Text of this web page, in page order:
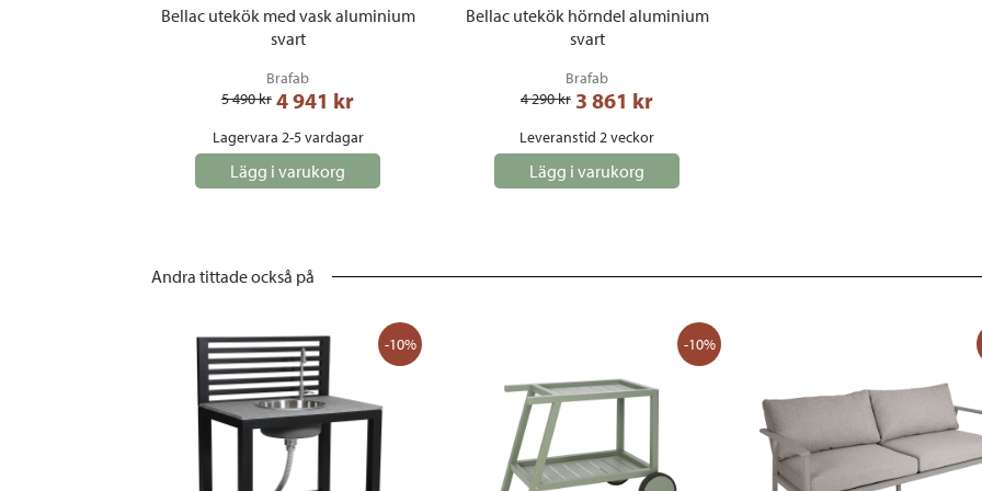
Bellac utekök med vask aluminium
svart
Brafab
5 490 kr 4 941 kr
Lagervara 2-5 vardagar
Lägg i varukorg
Bellac utekök hörndel aluminium
svart
Brafab
4 290 kr 3 861 kr
Leveranstid 2 veckor
Lägg i varukorg
Andra tittade också på
-10% -10%